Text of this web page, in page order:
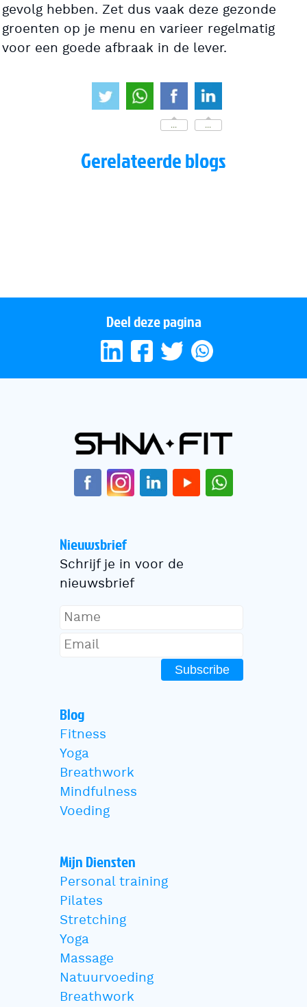
gevolg hebben. Zet dus vaak deze gezonde
groenten op je menu en varieer regelmatig
voor een goede afbraak in de lever.
... ...
Gerelateerde blogs
Deel deze pagina
Nieuwsbrief
Schrijf je in voor de
nieuwsbrief
Subscribe
Blog
Fitness
Yoga
Breathwork
Mindfulness
Voeding
Mijn Diensten
Personal training
Pilates
Stretching
Yoga
Massage
Natuurvoeding
Breathwork